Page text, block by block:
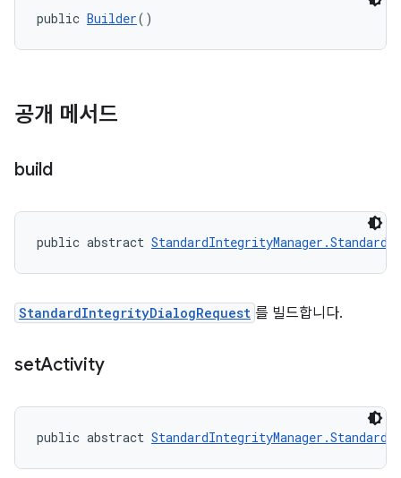
public Builder()
공개 메서드
build
public abstract
StandardIntegrityDialogRequest 를 빌드합니다.
setActivity
public abstract